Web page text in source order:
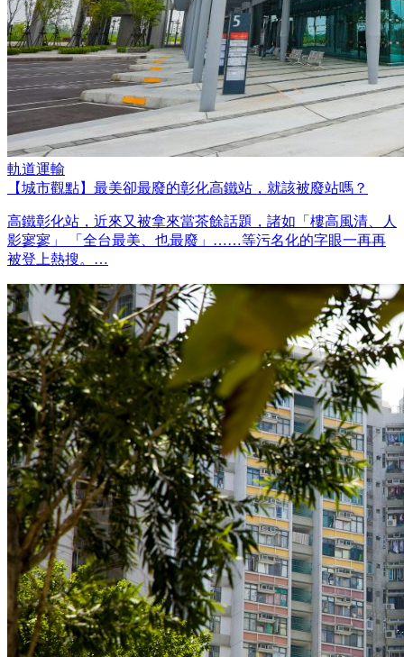
軌道運輸
【城市觀點】最美卻最廢的彰化高鐵站，就該被廢站嗎？
高鐵彰化站，近來又被拿來當茶餘話題，諸如「樓高風清、人
影寥寥」 「全台最美、也最廢」……等污名化的字眼一再再
被登上熱搜。…